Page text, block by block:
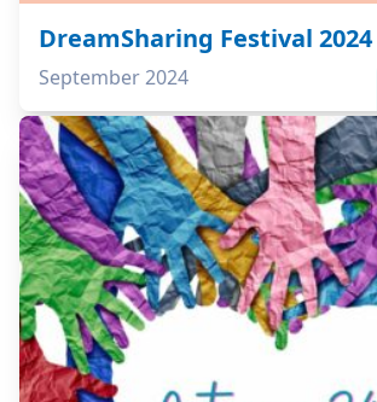
DreamSharing Festival 2024
September 2024